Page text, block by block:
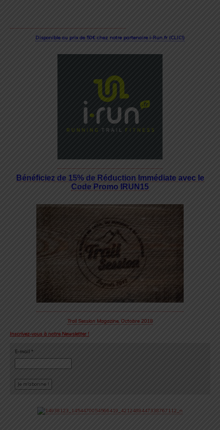
Disponible au prix de 50€ chez notre partenaire i-Run.fr (CLIC!)
Bénéficiez de 15% de Réduction Immédiate avec le
Code Promo IRUN15
Trail Session Magazine, Octobre 2018
Inscrivez-vous à notre Newsletter !
E-mail *